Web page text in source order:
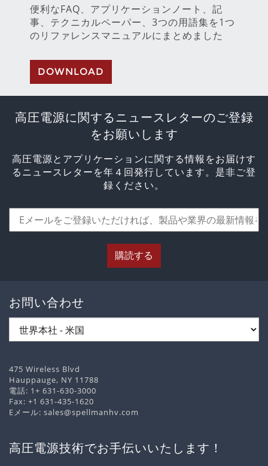
便利なFAQ、アプリケーションノート、記
事、テクニカルペーパー、3つの用語集を1つ
のリファレンスマニュアルにまとめました
DOWNLOAD
高圧電源に関するニュースレターのご登録
をお願いします
高圧電源とアプリケーションに関する情報をお届けす
るニュースレターを年４回発行しています。是非ご登
録ください。
購読する
お問い合わせ
475 Wireless Blvd
Hauppauge, NY 11788
電話: 1+ 631-630-3000
Fax: +1 631-435-1620
Eメール: sales@spellmanhv.com
高圧電源技術でお手伝いいたします！